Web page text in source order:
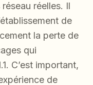
réelles. Il
de
la perte de
qui
C’est important,
de